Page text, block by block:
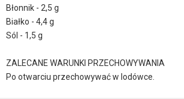
Błonnik - 2,5 g
Białko - 4,4 g
Sól - 1,5 g
ZALECANE WARUNKI PRZECHOWYWANIA
Po otwarciu przechowywać w lodówce.